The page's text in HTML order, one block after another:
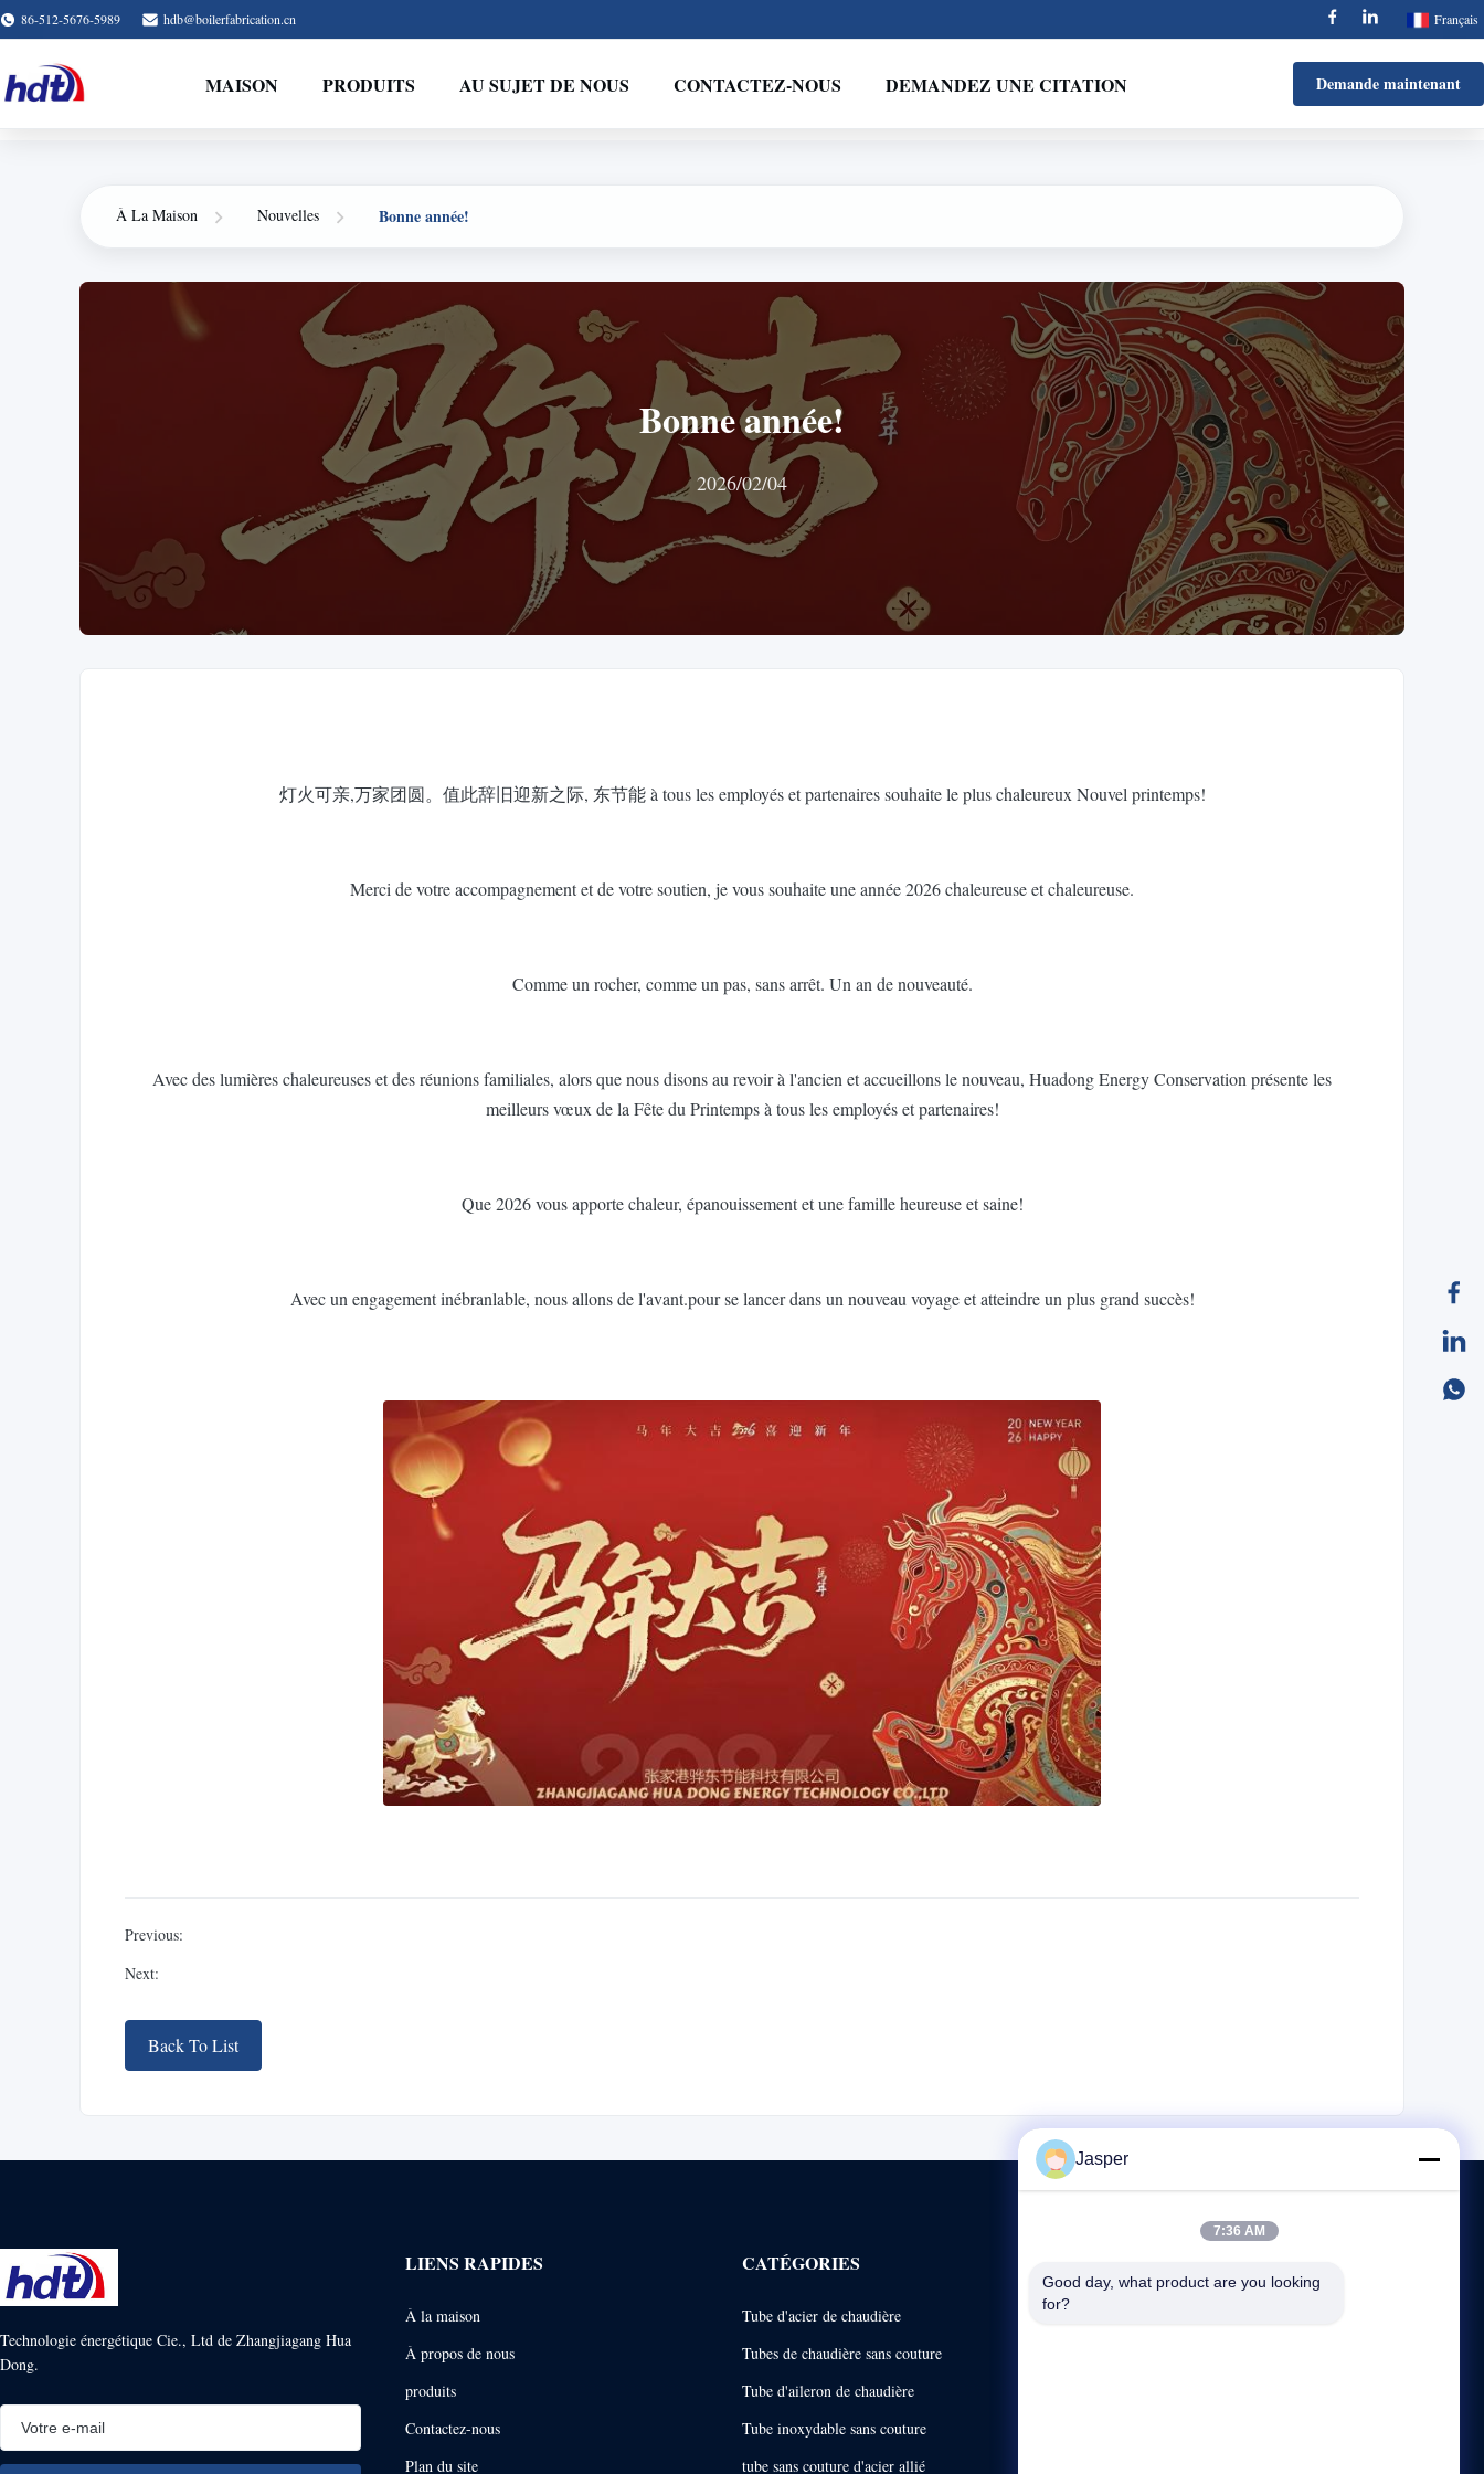
86-512-5676-5989 hdb@boilerfabrication.cn Français
MAISON PRODUITS AU SUJET DE NOUS CONTACTEZ-NOUS DEMANDEZ UNE CITATION Demande maintenant
À La Maison Nouvelles Bonne année!
Bonne année!
2026/02/04
灯火可亲,万家团圆。值此辞旧迎新之际, 东节能 à tous les employés et partenaires souhaite le plus chaleureux Nouvel printemps!
Merci de votre accompagnement et de votre soutien, je vous souhaite une année 2026 chaleureuse et chaleureuse.
Comme un rocher, comme un pas, sans arrêt. Un an de nouveauté.
Avec des lumières chaleureuses et des réunions familiales, alors que nous disons au revoir à l'ancien et accueillons le nouveau, Huadong Energy Conservation présente les
meilleurs vœux de la Fête du Printemps à tous les employés et partenaires!
Que 2026 vous apporte chaleur, épanouissement et une famille heureuse et saine!
Avec un engagement inébranlable, nous allons de l'avant.pour se lancer dans un nouveau voyage et atteindre un plus grand succès!
Previous:
Next:
Back To List
Technologie énergétique Cie., Ltd de Zhangjiagang Hua
Dong.
LIENS RAPIDES
À la maison
À propos de nous
produits
Contactez-nous
Plan du site
CATÉGORIES
Tube d'acier de chaudière
Tubes de chaudière sans couture
Tube d'aileron de chaudière
Tube inoxydable sans couture
tube sans couture d'acier allié
Jasper
7:36 AM
Good day, what product are you looking
for?